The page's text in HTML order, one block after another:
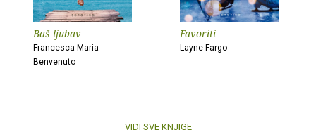
Baš ljubav
Francesca Maria
Benvenuto
Favoriti
Layne Fargo
VIDI SVE KNJIGE